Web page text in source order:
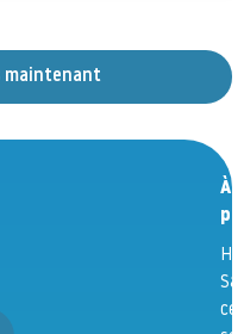
maintenant
À
ce